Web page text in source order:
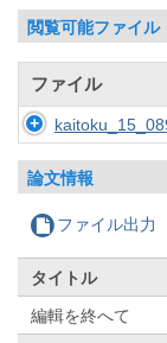
閲覧可能ファイル
ファイル
論文情報
ファイル出力
タイトル
編輯を終へて